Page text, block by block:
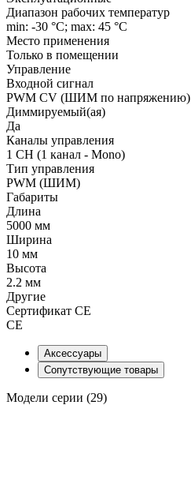
Диапазон рабочих температур
min: -30 °C; max: 45 °C
Место применения
Только в помещении
Управление
Входной сигнал
PWM СV (ШИМ по напряжению)
Диммируемый(ая)
Да
Каналы управления
1 CH (1 канал - Mono)
Тип управления
PWM (ШИМ)
Габариты
Длина
5000 мм
Ширина
10 мм
Высота
2.2 мм
Другие
Сертификат CE
CE
Аксессуары
Сопутствующие товары
Модели серии (29)